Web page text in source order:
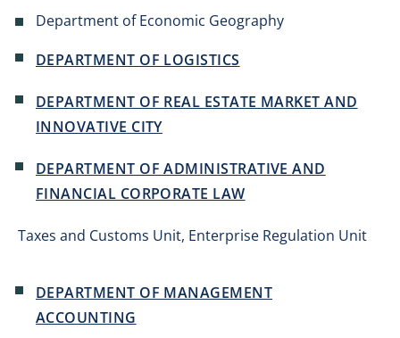
Department of Economic Geography
DEPARTMENT OF LOGISTICS
DEPARTMENT OF REAL ESTATE MARKET AND
INNOVATIVE CITY
DEPARTMENT OF ADMINISTRATIVE AND
FINANCIAL CORPORATE LAW
Taxes and Customs Unit, Enterprise Regulation Unit
DEPARTMENT OF MANAGEMENT
ACCOUNTING